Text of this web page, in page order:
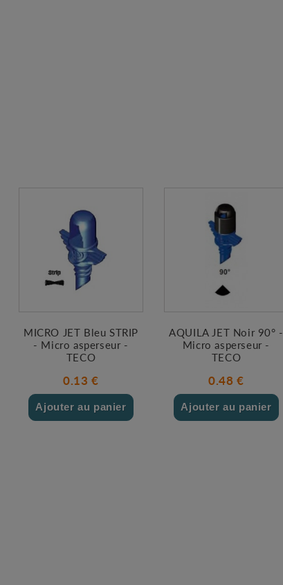
MICRO JET Bleu STRIP
- Micro asperseur -
TECO
0.13 €
Ajouter au panier
AQUILA JET Noir 90° -
Micro asperseur -
TECO
0.48 €
Ajouter au panier